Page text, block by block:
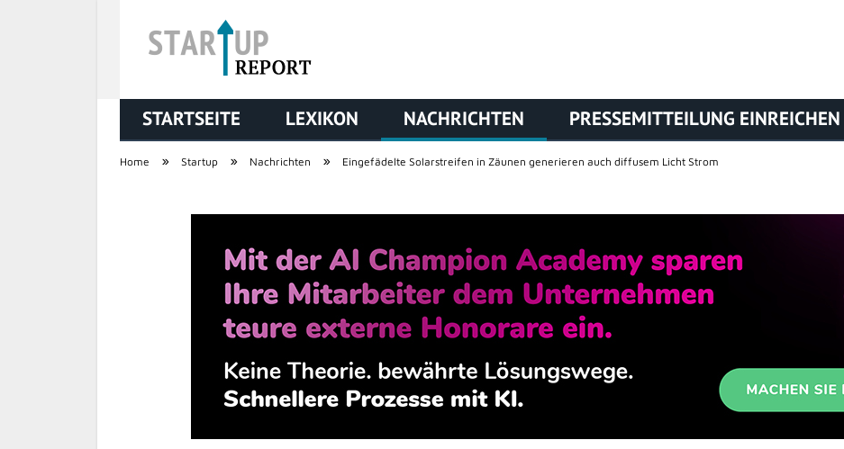
STARTUP REPORT
STARTSEITE LEXIKON NACHRICHTEN PRESSEMITTEILUNG EINREICHEN
Home » Startup » Nachrichten » Eingefädelte Solarstreifen in Zäunen generieren auch diffusem Licht Strom